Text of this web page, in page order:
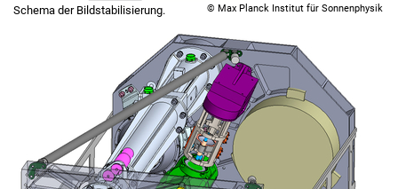
Schema der Bildstabilisierung. © Max Planck Institut für Sonnenphysik